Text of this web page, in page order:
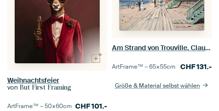
Weihnachtsfeier
von But First Framing
ArtFrame™ –50×60cm CHF101.-
Am Strand von Trouville, Claude Monet
ArtFrame™ –65×55cm CHF131.-
Größe & Material selbst wählen